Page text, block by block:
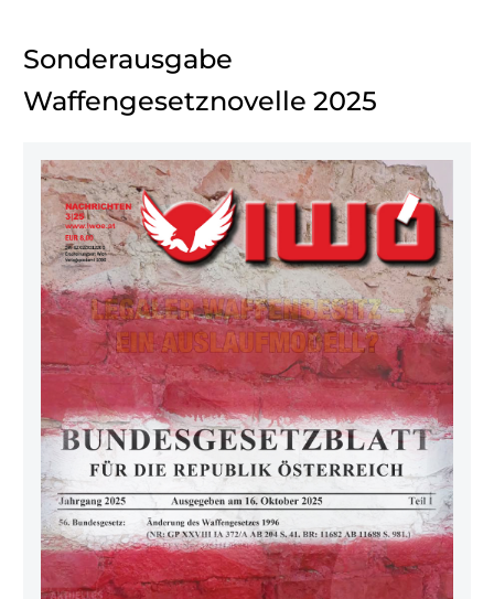
Sonderausgabe
Waffengesetznovelle 2025